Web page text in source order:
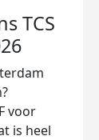
TCS
voor
is heel